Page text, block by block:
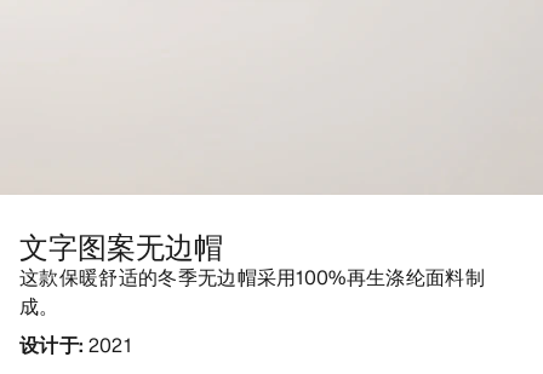
文字图案无边帽
这款保暖舒适的冬季无边帽采用100%再生涤纶面料制
成。
设计于: 2021